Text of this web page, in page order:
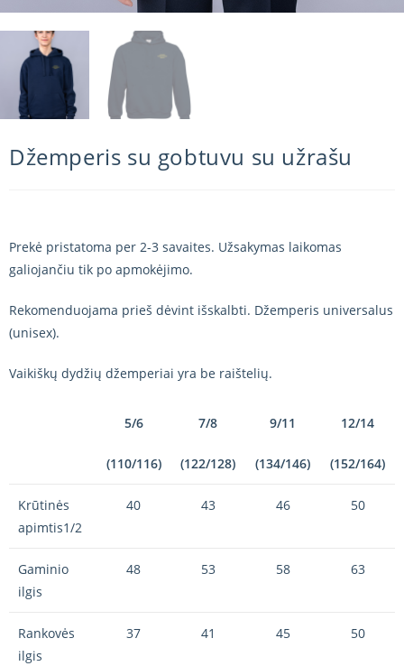
Džemperis su gobtuvu su užrašu
Prekė pristatoma per 2-3 savaites. Užsakymas laikomas
galiojančiu tik po apmokėjimo.
Rekomenduojama prieš dėvint išskalbti. Džemperis universalus
(unisex).
Vaikiškų dydžių džemperiai yra be raištelių.
5/6
(110/116)
7/8
(122/128)
9/11
(134/146)
12/14
(152/164)
Krūtinės
apimtis1/2
40 43 46 50
Gaminio
ilgis
48 53 58 63
Rankovės
ilgis
37 41 45 50